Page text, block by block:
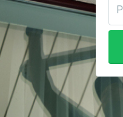
Dakwerken
Elektricien
Gevelwerken
Glas
Hekwerken